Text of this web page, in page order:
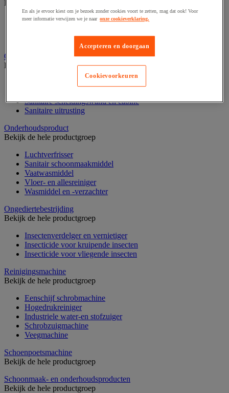
Bekijk de hele productgroep
Dispenser voor industrieel poetspapier
Nonwoven en textiel doeken
Onderdelen voor sanitair, douche en badkamer
Bekijk de hele productgroep
Sanitaire scheidingswand en cabine
Sanitaire uitrusting
Onderhoudsproduct
Bekijk de hele productgroep
Luchtverfrisser
Sanitair schoonmaakmiddel
Vaatwasmiddel
Vloer- en allesreiniger
Wasmiddel en -verzachter
Ongediertebestrijding
Bekijk de hele productgroep
Insectenverdelger en vernietiger
Insecticide voor kruipende insecten
Insecticide voor vliegende insecten
Reinigingsmachine
Bekijk de hele productgroep
Eenschijf schrobmachine
Hogedrukreiniger
Industriele water-en stofzuiger
Schrobzuigmachine
Veegmachine
Schoenpoetsmachine
Bekijk de hele productgroep
Schoonmaak- en onderhoudsproducten
Bekijk de hele productgroep
En als je ervoor kiest om je bezoek zonder cookies voort te zetten, mag dat ook! Voor
meer informatie verwijzen we je naar onze cookieverklaring.
Accepteren en doorgaan
Cookievoorkeuren